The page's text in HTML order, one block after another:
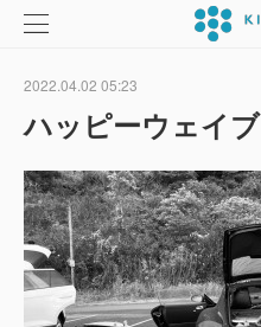
2022.04.02 05:23
ハッピーウェイブ